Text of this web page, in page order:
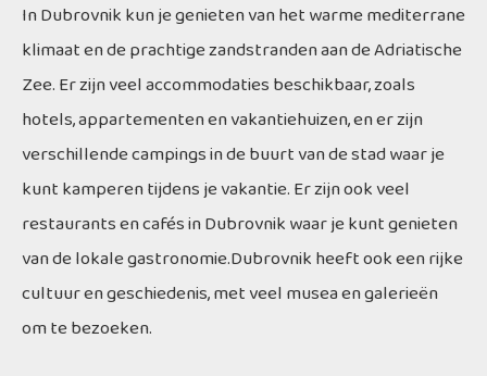
In Dubrovnik kun je genieten van het warme mediterrane
klimaat en de prachtige zandstranden aan de Adriatische
Zee. Er zijn veel accommodaties beschikbaar, zoals
hotels, appartementen en vakantiehuizen, en er zijn
verschillende campings in de buurt van de stad waar je
kunt kamperen tijdens je vakantie. Er zijn ook veel
restaurants en cafés in Dubrovnik waar je kunt genieten
van de lokale gastronomie.Dubrovnik heeft ook een rijke
cultuur en geschiedenis, met veel musea en galerieën
om te bezoeken.